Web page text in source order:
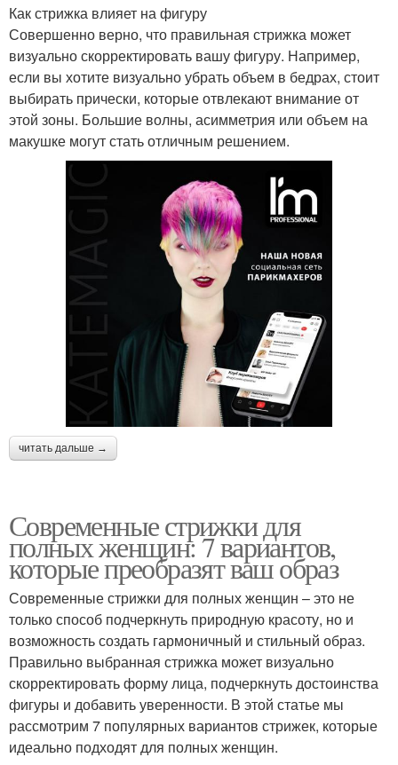
Как стрижка влияет на фигуру
Совершенно верно, что правильная стрижка может
визуально скорректировать вашу фигуру. Например,
если вы хотите визуально убрать объем в бедрах, стоит
выбирать прически, которые отвлекают внимание от
этой зоны. Большие волны, асимметрия или объем на
макушке могут стать отличным решением.
читать дальше →
Современные стрижки для
полных женщин: 7 вариантов,
которые преобразят ваш образ
Современные стрижки для полных женщин – это не
только способ подчеркнуть природную красоту, но и
возможность создать гармоничный и стильный образ.
Правильно выбранная стрижка может визуально
скорректировать форму лица, подчеркнуть достоинства
фигуры и добавить уверенности. В этой статье мы
рассмотрим 7 популярных вариантов стрижек, которые
идеально подходят для полных женщин.